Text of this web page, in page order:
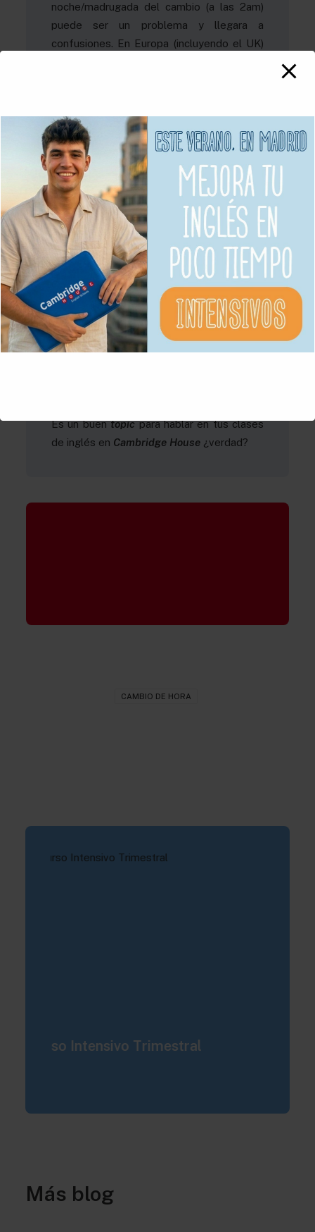
noche/madrugada del cambio (a las 2am)
puede ser un problema y llegara a
confusiones. En Europa (incluyendo el UK)
¿ojo!
Conclusión
Aunque el cambio de hora tiene un origen
pragmático relacionado con el ahorro de
energía, sus efectos en la vida cotidiana
son complejos. Desde los negocios hasta
los bebés, las mascotas y los biorritmos de
las personas, todos se ven afectados de
alguna manera. Con el tiempo, ha habido
debates sobre si esta práctica sigue siendo
necesaria en la actualidad, dado el impacto
que tiene en la salud y el bienestar.
Es un buentopicpara hablar en tus clases
de inglés en Cambridge House ¿verdad?
CAMBIO DE HORA
Curso Intensivo Trimestral
Más blog